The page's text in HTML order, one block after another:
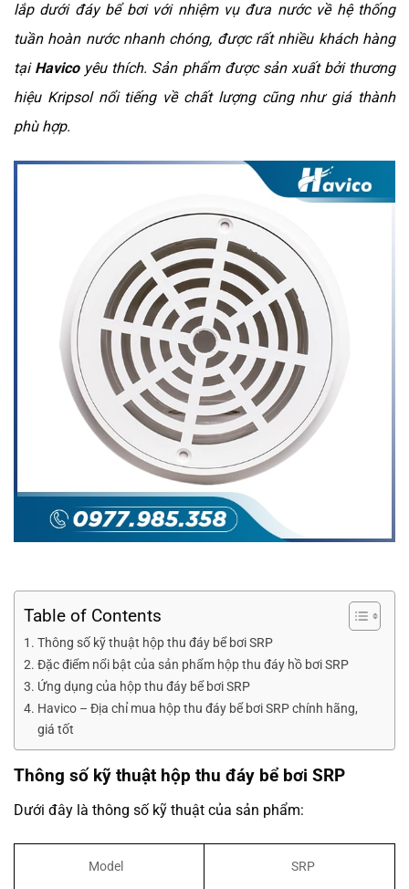
lắp dưới đáy bể bơi với nhiệm vụ đưa nước về hệ thống
tuần hoàn nước nhanh chóng, được rất nhiều khách hàng
tại Havicoyêu thích. Sản phẩm được sản xuất bởi thương
hiệu Kripsol nổi tiếng về chất lượng cũng như giá thành
phù hợp.
Table of Contents
Thông số kỹ thuật hộp thu đáy bể bơi SRP
Đặc điểm nổi bật của sản phẩm hộp thu đáy hồ bơi SRP
Ứng dụng của hộp thu đáy bể bơi SRP
Havico – Địa chỉ mua hộp thu đáy bể bơi SRP chính hãng,
giá tốt
Thông số kỹ thuật hộp thu đáy bể bơi SRP
Dưới đây là thông số kỹ thuật của sản phẩm:
Model SRP